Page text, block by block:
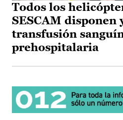
Todos los
SESCAM disponen
transfusión
prehospitalaria